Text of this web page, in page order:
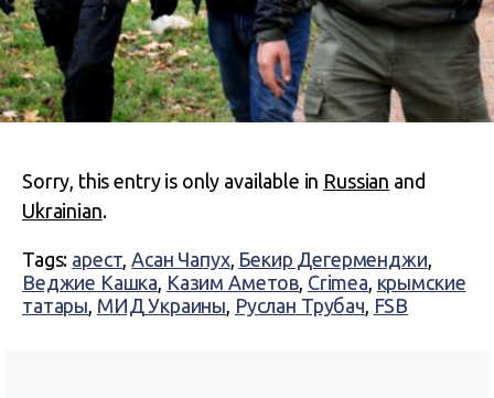
Sorry, this entry is only available in Russian and
Ukrainian.
Tags: арест,Асан Чапух, Бекир Дегерменджи,
Веджие Кашка, Казим Аметов, Crimea, крымские
татары, МИД Украины, Руслан Трубач, FSB